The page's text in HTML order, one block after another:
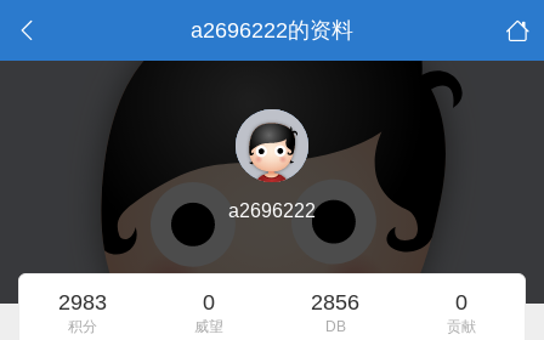
a2696222的资料
a2696222
2983
积分
0
威望
2856
DB
0
贡献